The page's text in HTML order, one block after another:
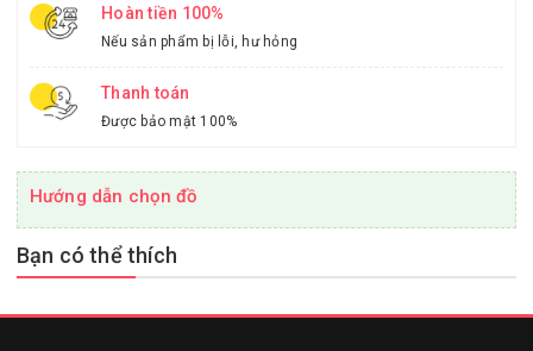
Hoàn tiền 100%
Nếu sản phẩm bị lỗi, hư hỏng
Thanh toán
Được bảo mật 100%
Hướng dẫn chọn đồ
Bạn có thể thích